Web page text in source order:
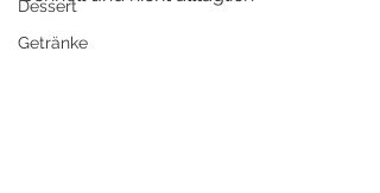
Dessert
Getränke